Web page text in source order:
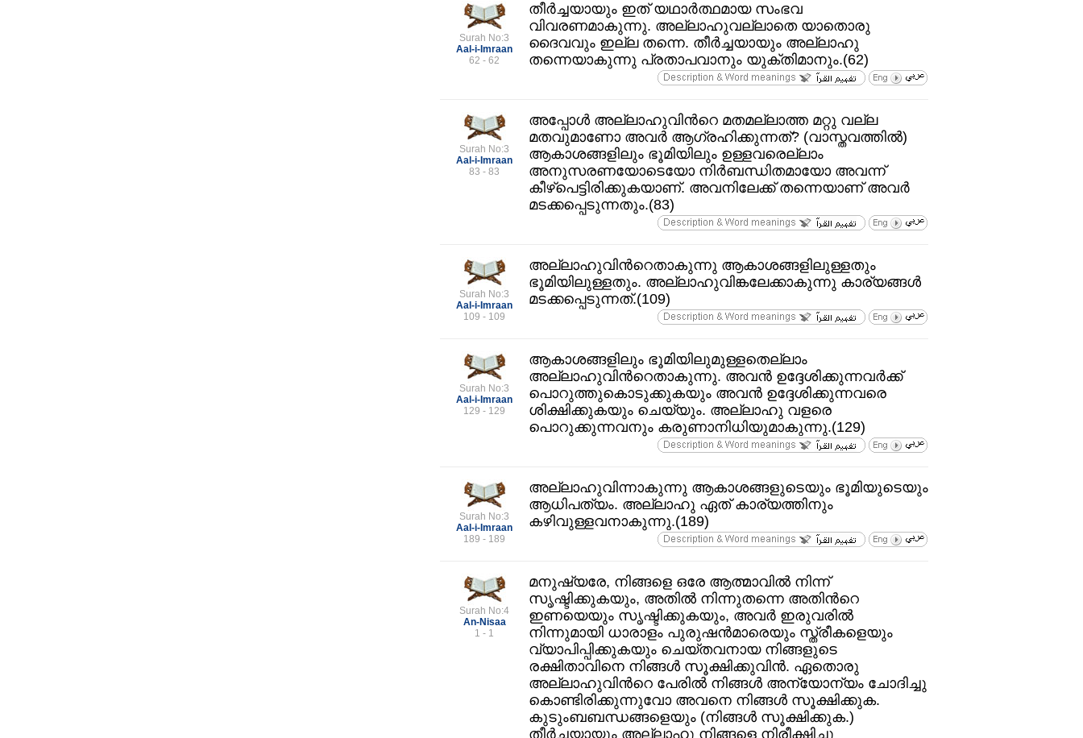
Surah No:3
Aal-i-Imraan
62 - 62
തീര്‍ച്ചയായും ഇത്‌ യഥാര്‍ത്ഥമായ സംഭവ
വിവരണമാകുന്നു. അല്ലാഹുവല്ലാതെ യാതൊരു
ദൈവവും ഇല്ല തന്നെ. തീര്‍ച്ചയായും അല്ലാഹു
തന്നെയാകുന്നു പ്രതാപവാനും യുക്തിമാനും.(62)
Surah No:3
Aal-i-Imraan
83 - 83
അപ്പോള്‍ അല്ലാഹുവിന്‍റെ മതമല്ലാത്ത മറ്റു വല്ല
മതവുമാണോ അവര്‍ ആഗ്രഹിക്കുന്നത്‌? (വാസ്തവത്തില്‍)
ആകാശങ്ങളിലും ഭൂമിയിലും ഉള്ളവരെല്ലാം
അനുസരണയോടെയോ നിര്‍ബന്ധിതമായോ അവന്ന്‌
കീഴ്പെട്ടിരിക്കുകയാണ്‌. അവനിലേക്ക്‌ തന്നെയാണ്‌ അവര്‍
മടക്കപ്പെടുന്നതും.(83)
Surah No:3
Aal-i-Imraan
109 - 109
അല്ലാഹുവിന്‍റെതാകുന്നു ആകാശങ്ങളിലുള്ളതും
ഭൂമിയിലുള്ളതും. അല്ലാഹുവിങ്കലേക്കാകുന്നു കാര്യങ്ങള്‍
മടക്കപ്പെടുന്നത്‌.(109)
Surah No:3
Aal-i-Imraan
129 - 129
ആകാശങ്ങളിലും ഭൂമിയിലുമുള്ളതെല്ലാം
അല്ലാഹുവിന്‍റെതാകുന്നു. അവന്‍ ഉദ്ദേശിക്കുന്നവര്‍ക്ക്‌
പൊറുത്തുകൊടുക്കുകയും അവന്‍ ഉദ്ദേശിക്കുന്നവരെ
ശിക്ഷിക്കുകയും ചെയ്യും. അല്ലാഹു വളരെ
പൊറുക്കുന്നവനും കരുണാനിധിയുമാകുന്നു.(129)
Surah No:3
Aal-i-Imraan
189 - 189
അല്ലാഹുവിന്നാകുന്നു ആകാശങ്ങളുടെയും ഭൂമിയുടെയും
ആധിപത്യം. അല്ലാഹു ഏത്‌ കാര്യത്തിനും
കഴിവുള്ളവനാകുന്നു.(189)
Surah No:4
An-Nisaa
1 - 1
മനുഷ്യരേ, നിങ്ങളെ ഒരേ ആത്മാവില്‍ നിന്ന്‌
സൃഷ്ടിക്കുകയും, അതില്‍ നിന്നുതന്നെ അതിന്‍റെ
ഇണയെയും സൃഷ്ടിക്കുകയും, അവര്‍ ഇരുവരില്‍
നിന്നുമായി ധാരാളം പുരുഷന്‍മാരെയും സ്ത്രീകളെയും
വ്യാപിപ്പിക്കുകയും ചെയ്തവനായ നിങ്ങളുടെ
രക്ഷിതാവിനെ നിങ്ങള്‍ സൂക്ഷിക്കുവിന്‍. ഏതൊരു
അല്ലാഹുവിന്‍റെ പേരില്‍ നിങ്ങള്‍ അന്യോന്യം ചോദിച്ചു
കൊണ്ടിരിക്കുന്നുവോ അവനെ നിങ്ങള്‍ സൂക്ഷിക്കുക.
കുടുംബബന്ധങ്ങളെയും (നിങ്ങള്‍ സൂക്ഷിക്കുക.)
തീര്‍ച്ചയായും അല്ലാഹു നിങ്ങളെ നിരീക്ഷിച്ചു